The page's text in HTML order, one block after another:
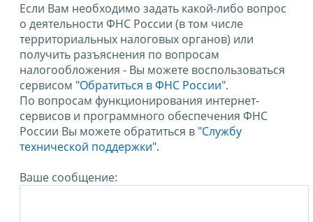
Если Вам необходимо задать какой-либо вопрос
о деятельности ФНС России (в том числе
территориальных налоговых органов) или
получить разъяснения по вопросам
налогообложения - Вы можете воспользоваться
сервисом "Обратиться в ФНС России".
По вопросам функционирования интернет-
сервисов и программного обеспечения ФНС
России Вы можете обратиться в "Службу
технической поддержки".
Ваше сообщение: